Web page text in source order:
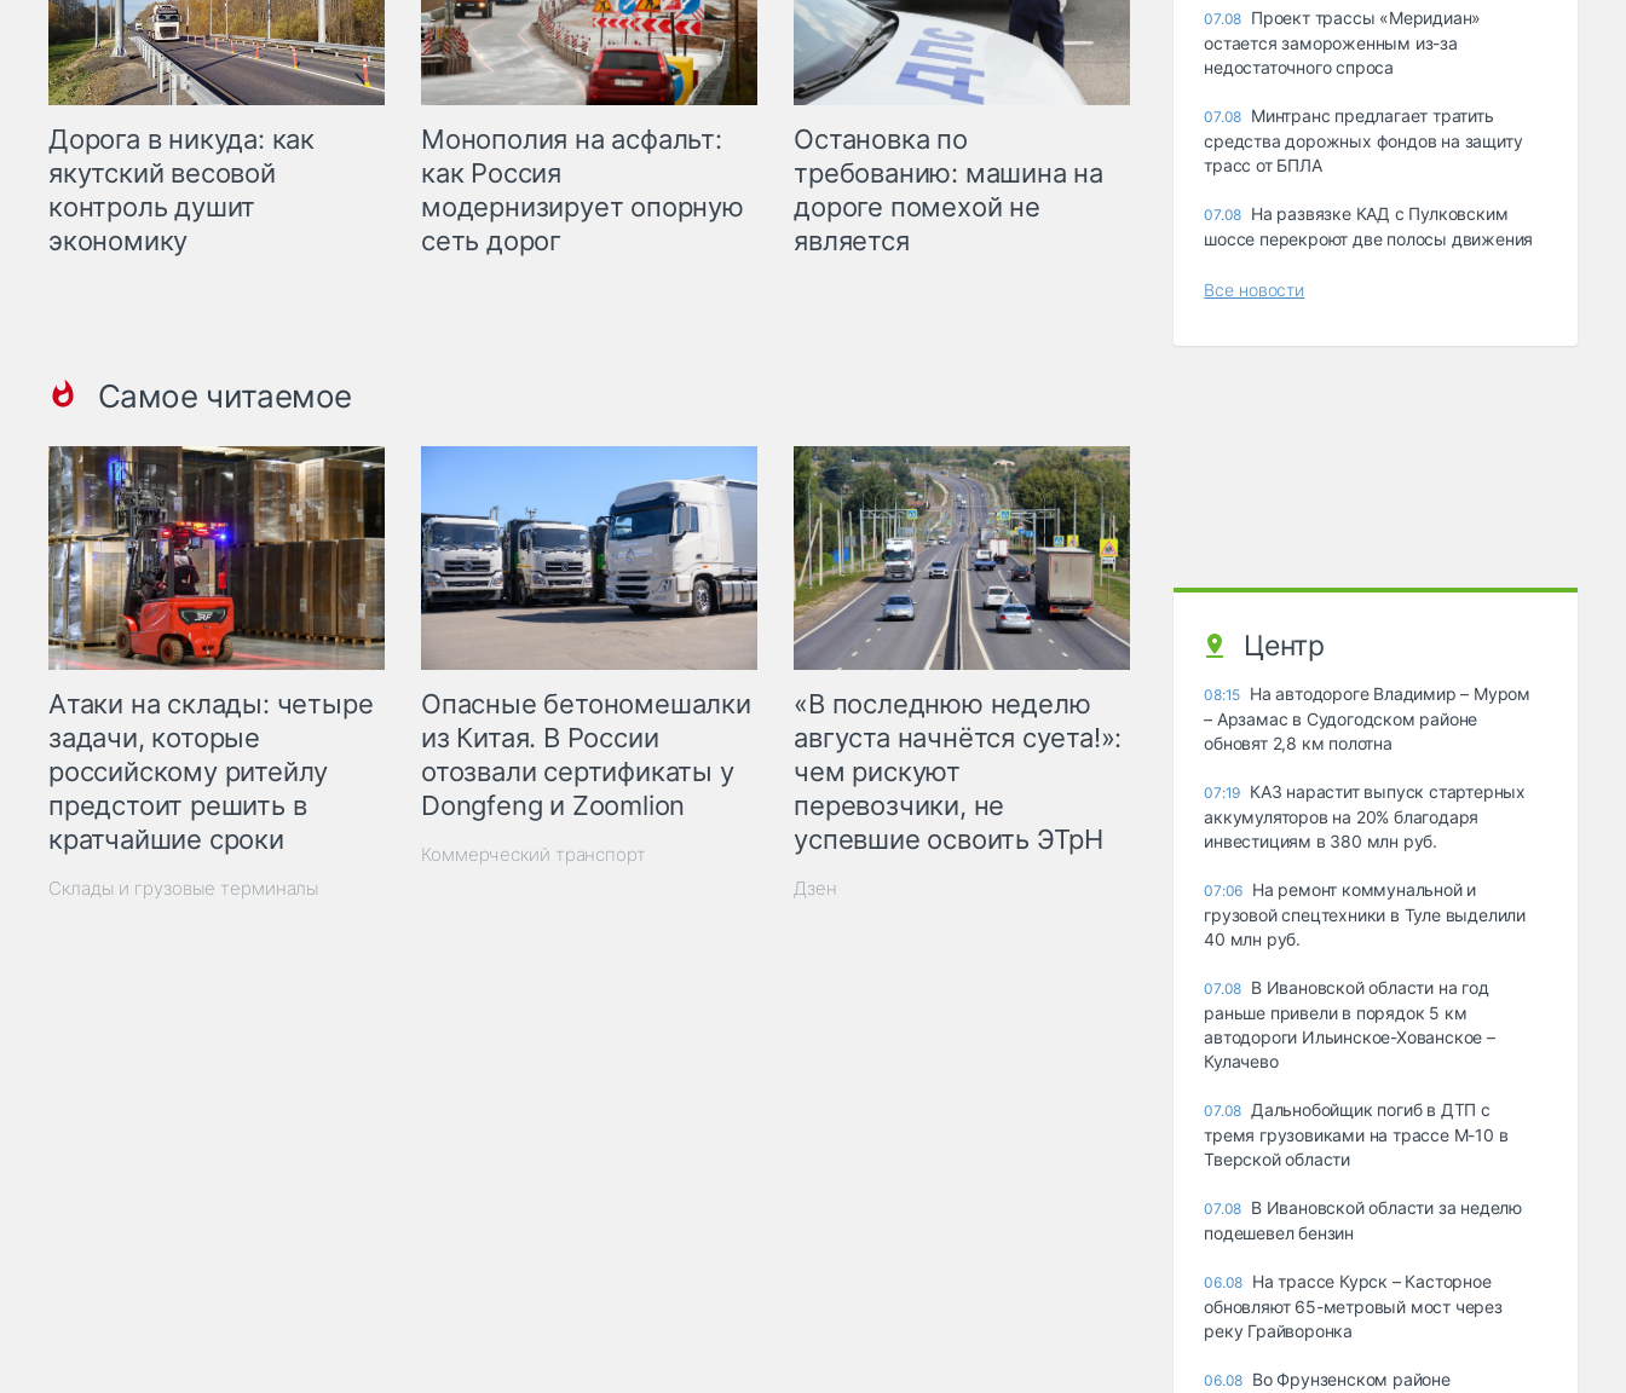
Дорога в никуда: как
якутский весовой
контроль душит
экономику
Монополия на асфальт:
как Россия
модернизирует опорную
сеть дорог
Остановка по
требованию: машина на
дороге помехой не
является
Самое читаемое
Атаки на склады: четыре
задачи, которые
российскому ритейлу
предстоит решить в
кратчайшие сроки
Склады и грузовые терминалы
Опасные бетономешалки
из Китая. В России
отозвали сертификаты у
Dongfeng и Zoomlion
Коммерческий транспорт
«В последнюю неделю
августа начнётся суета!»:
чем рискуют
перевозчики, не
успевшие освоить ЭТрН
Дзен
07.08 Проект трассы «Меридиан»
остается замороженным из-за
недостаточного спроса
07.08 Минтранс предлагает тратить
средства дорожных фондов на защиту
трасс от БПЛА
07.08 На развязке КАД с Пулковским
шоссе перекроют две полосы движения
Все новости
Центр
08:15 На автодороге Владимир – Муром
– Арзамас в Судогодском районе
обновят 2,8 км полотна
07:19 КАЗ нарастит выпуск стартерных
аккумуляторов на 20% благодаря
инвестициям в 380 млн руб.
07:06 На ремонт коммунальной и
грузовой спецтехники в Туле выделили
40 млн руб.
07.08 В Ивановской области на год
раньше привели в порядок 5 км
автодороги Ильинское-Хованское –
Кулачево
07.08 Дальнобойщик погиб в ДТП с
тремя грузовиками на трассе М-10 в
Тверской области
07.08 В Ивановской области за неделю
подешевел бензин
06.08 На трассе Курск – Касторное
обновляют 65-метровый мост через
реку Грайворонка
06.08 Во Фрунзенском районе